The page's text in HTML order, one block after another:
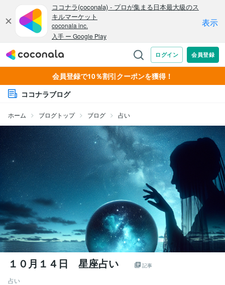
会員登録で10％割引クーポンを獲得！
ココナラブログ
ホーム ブログトップ ブログ 占い
１０月１４日 星座占い 記事
占い